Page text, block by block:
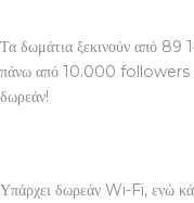
Τα δωμάτια ξεκινούν από 89
πάνω από 10.000 followers
δωρεάν!
Υπάρχει δωρεάν Wi-Fi, ενώ